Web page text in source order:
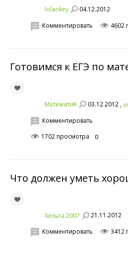
lolaokey 04.12.2012
Комментировать 4602
Готовимся к ЕГЭ по
МатематиК 03.12.2012 ,
Комментировать
1702 просмотра
0
Что должен уметь
Хельга 2007 21.11.2012
Комментировать 3412